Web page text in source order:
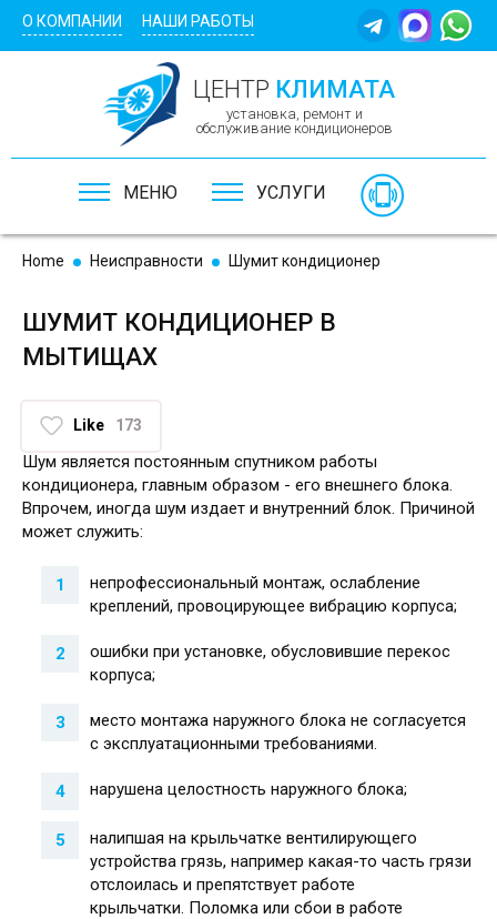
О КОМПАНИИ НАШИ РАБОТЫ
ЦЕНТР КЛИМАТА
установка, ремонт и
обслуживание кондиционеров
МЕНЮ УСЛУГИ
Home Неисправности Шумит кондиционер
ШУМИТ КОНДИЦИОНЕР В
МЫТИЩАХ
Like 173
Шум является постоянным спутником работы
кондиционера, главным образом - его внешнего блока.
Впрочем, иногда шум издает и внутренний блок. Причиной
может служить:
непрофессиональный монтаж, ослабление
креплений, провоцирующее вибрацию корпуса;
ошибки при установке, обусловившие перекос
корпуса;
место монтажа наружного блока не согласуется
с эксплуатационными требованиями.
нарушена целостность наружного блока;
налипшая на крыльчатке вентилирующего
устройства грязь, например какая-то часть грязи
отслоилась и препятствует работе
крыльчатки. Поломка или сбои в работе